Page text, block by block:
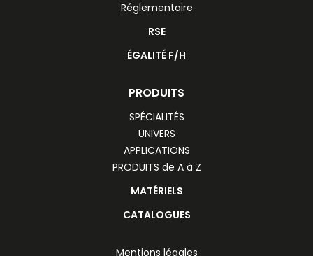
Réglementaire
RSE
ÉGALITÉ F/H
PRODUITS
SPÉCIALITÉS
UNIVERS
APPLICATIONS
PRODUITS de A à Z
MATÉRIELS
CATALOGUES
Mentions légales